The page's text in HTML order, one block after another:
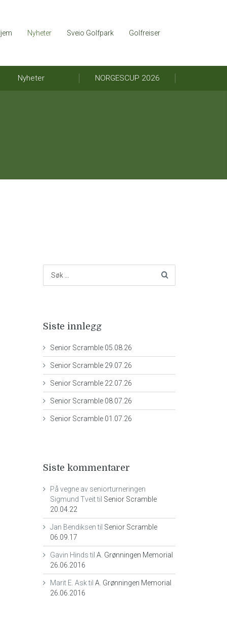
Nyheter Sveio Golfpark Golfreiser
Nyheter NORGESCUP 2026
Siste innlegg
Senior Scramble 05.08.26
Senior Scramble 29.07.26
Senior Scramble 22.07.26
Senior Scramble 08.07.26
Senior Scramble 01.07.26
Siste kommentarer
På vegne av seniorturneringen
Sigmund Tveittil Senior Scramble
20.04.22
Jan Bendiksentil Senior Scramble
06.09.17
Gavin Hindstil A. Grønningen Memorial
26.06.2016
Marit E. Asktil A. Grønningen Memorial
26.06.2016